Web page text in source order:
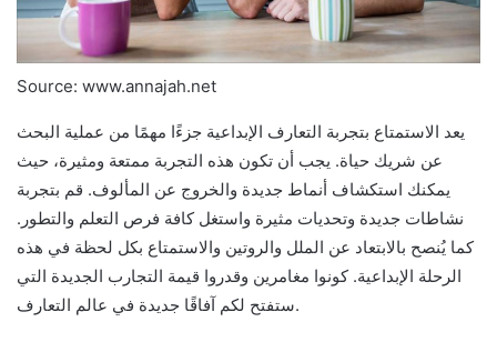
Source: www.annajah.net
يعد الاستمتاع بتجربة التعارف الإبداعية جزءًا مهمًا من عملية البحث
عن شريك حياة. يجب أن تكون هذه التجربة ممتعة ومثيرة، حيث
يمكنك استكشاف أنماط جديدة والخروج عن المألوف. قم بتجربة
نشاطات جديدة وتحديات مثيرة واستغل كافة فرص التعلم والتطور.
كما يُنصح بالابتعاد عن الملل والروتين والاستمتاع بكل لحظة في هذه
الرحلة الإبداعية. كونوا مغامرين وقدروا قيمة التجارب الجديدة التي
ستفتح لكم آفاقًا جديدة في عالم التعارف.